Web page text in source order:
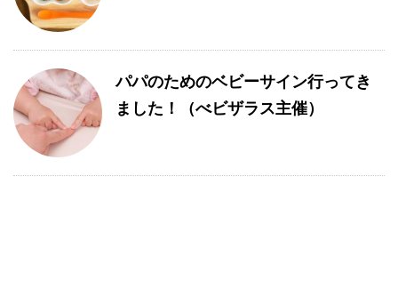
パパのためのベビーサイン行ってき
ました！（べビザラス主催）